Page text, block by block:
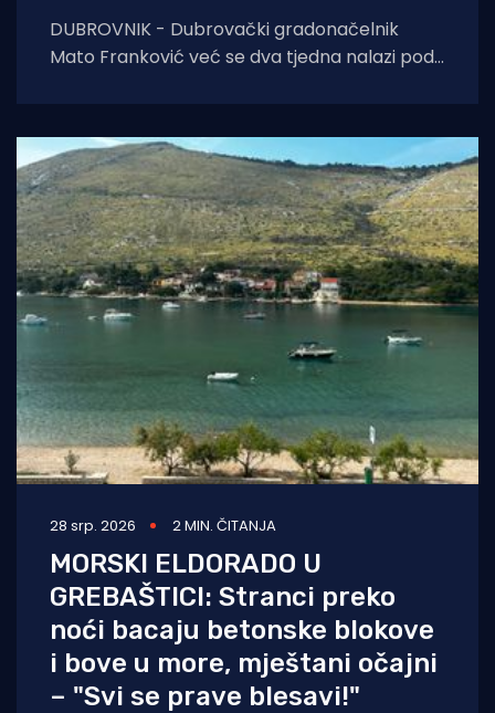
DUBROVNIK - Dubrovački gradonačelnik
Mato Franković već se dva tjedna nalazi pod
28 srp. 2026 2 MIN. ČITANJA
MORSKI ELDORADO U
GREBAŠTICI: Stranci preko
noći bacaju betonske blokove
i bove u more, mještani očajni
– "Svi se prave blesavi!"